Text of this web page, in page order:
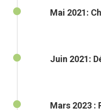
Mai 2021:
Juin 2021:
Mars 2023 :